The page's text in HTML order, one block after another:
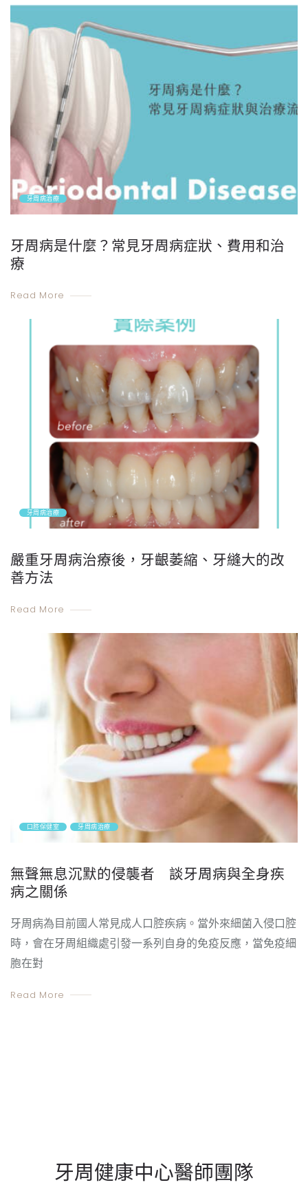
牙周病治療
牙周病是什麼？常見牙周病症狀、費用和治
療
Read More
牙周病治療
嚴重牙周病治療後，牙齦萎縮、牙縫大的改
善方法
Read More
口腔保健室 牙周病治療
無聲無息沉默的侵襲者 談牙周病與全身疾
病之關係
牙周病為目前國人常見成人口腔疾病。當外來細菌入侵口腔
時，會在牙周組織處引發一系列自身的免疫反應，當免疫細
胞在對
Read More
牙周健康中心醫師團隊